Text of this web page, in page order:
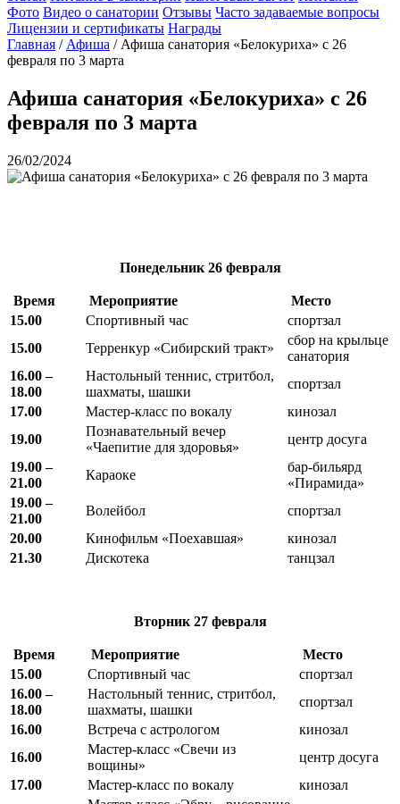
Фото Видео о санатории Отзывы Часто задаваемые вопросы
Лицензии и сертификаты Награды
Главная / Афиша / Афиша санатория «Белокуриха» с 26
февраля по 3 марта
Афиша санатория «Белокуриха» с 26
февраля по 3 марта
26/02/2024
Понедельник 26 февраля
Время Мероприятие
Место
15.00
Спортивный час
спортзал
15.00
Терренкур «Сибирский тракт»
сбор на крыльце
санатория
16.00 –
18.00
Настольный теннис, стритбол,
шахматы, шашки
спортзал
17.00
Мастер-класс по вокалу
кинозал
19.00
Познавательный вечер
«Чаепитие для здоровья»
центр досуга
19.00 –
21.00
Караоке
бар-бильярд
«Пирамида»
19.00 –
21.00
Волейбол
спортзал
20.00
Кинофильм «Поехавшая»
кинозал
21.30
Дискотека танцзал
Вторник 27 февраля
Время Мероприятие
Место
15.00
Спортивный час
спортзал
16.00 –
18.00
Настольный теннис, стритбол,
шахматы, шашки
спортзал
16.00
Встреча с астрологом
кинозал
16.00
Мастер-класс «Свечи из
вощины»
центр досуга
17.00
Мастер-класс по вокалу
кинозал